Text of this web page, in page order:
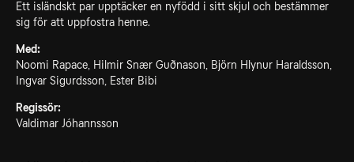
Ett isländskt par upptäcker en nyfödd i sitt skjul och bestämmer
sig för att uppfostra henne.
Med:
Noomi Rapace, Hilmir Snær Guðnason, Björn Hlynur Haraldsson,
Ingvar Sigurdsson, Ester Bibi
Regissör:
Valdimar Jóhannsson